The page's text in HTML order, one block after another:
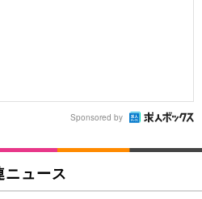
Sponsored by
ニュース